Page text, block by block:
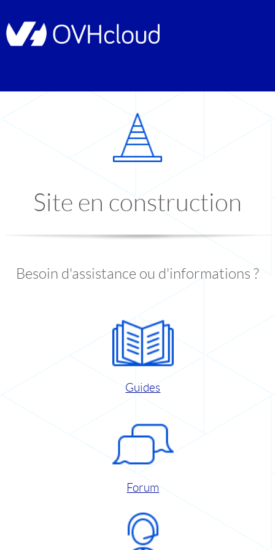
Site en construction
Besoin d'assistance ou d'informations ?
Guides
Forum